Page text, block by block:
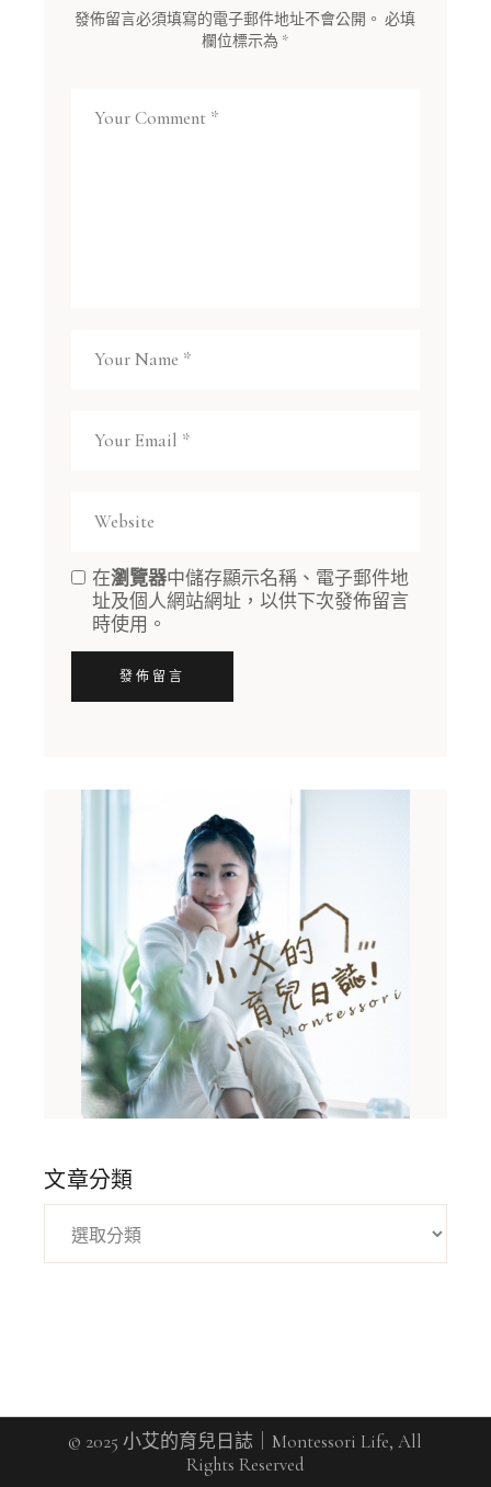
發佈留言必須填寫的電子郵件地址不會公開。 必填
欄位標示為 *
在瀏覽器中儲存顯示名稱、電子郵件地
址及個人網站網址，以供下次發佈留言
時使用。
發佈留言
文章分類
© 2025 小艾的育兒日誌｜Montessori Life, All
Rights Reserved